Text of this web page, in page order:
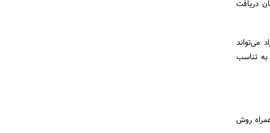
دریافت
می‌تواند
تناسب
روش